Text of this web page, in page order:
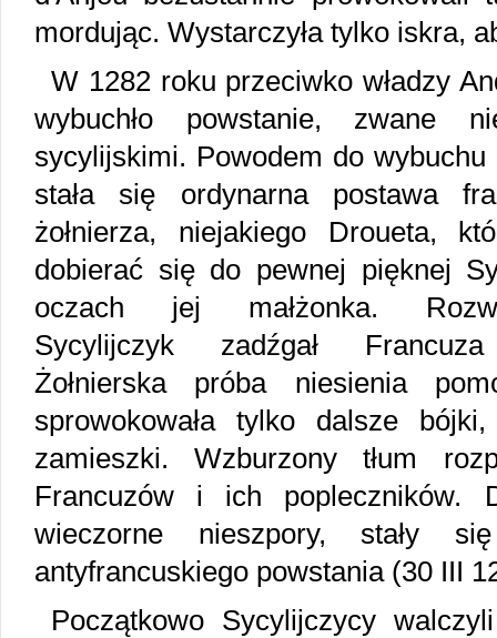
mordując. Wystarczyła tylko iskra,
W 1282 roku przeciwko władzy
wybuchło powstanie, zwane
sycylijskimi. Powodem do wybuchu
stała się ordynarna postawa
żołnierza, niejakiego Droueta,
dobierać się do pewnej pięknej
oczach jej małżonka.
Sycylijczyk zadźgał
Żołnierska próba niesienia
sprowokowała tylko dalsze
zamieszki. Wzburzony tłum
Francuzów i ich popleczników.
wieczorne nieszpory, stały
antyfrancuskiego powstania (30 III
Początkowo Sycylijczycy